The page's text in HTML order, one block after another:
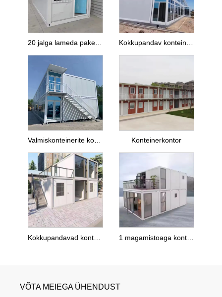
20 jalga lameda pakendiga konteinermaja Kokkupandav konteinermaja
Valmiskonteinerite kontor Konteinerkontor
Kokkupandavad konteinermajad 1 magamistoaga konteinermaja
VÕTA MEIEGA ÜHENDUST